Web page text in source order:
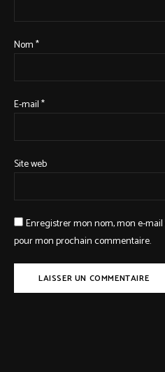
Nom*
E-mail*
Site web
Enregistrer mon nom, mon e-
pour mon prochain commentaire.